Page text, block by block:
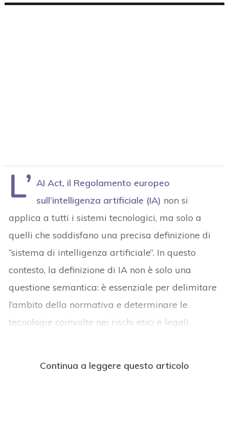
L’ AI Act, il Regolamento europeo
sull’intelligenza artificiale (IA) non si
applica a tutti i sistemi tecnologici, ma solo a
quelli che soddisfano una precisa definizione di
“sistema di intelligenza artificiale”. In questo
contesto, la definizione di IA non è solo una
questione semantica: è essenziale per delimitare
l’ambito della normativa e determinare le
tecnologie coinvolte nei rischi etici e legali.
Continua a leggere questo articolo